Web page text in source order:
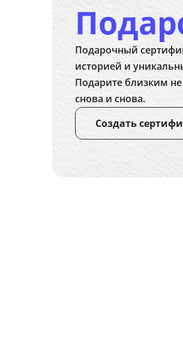
Подарочный
историей и
Подарите близким
снова и снова.
Создать